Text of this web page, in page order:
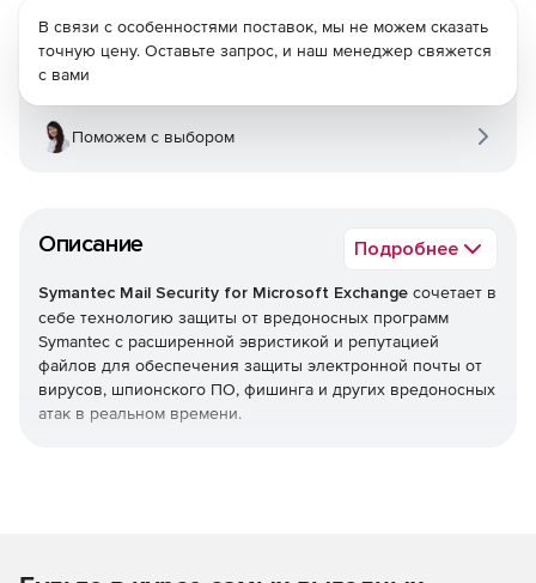
Описание Подробнее
Symantec Mail Security for Microsoft Exchange сочетает в
себе технологию защиты от вредоносных программ
Symantec с расширенной эвристикой и репутацией
файлов для обеспечения защиты электронной почты от
вирусов, шпионского ПО, фишинга и других вредоносных
атак в реальном времени.
В связи с особенностями поставок, мы не можем сказать
точную цену. Оставьте запрос, и наш менеджер свяжется
с вами
Поможем с выбором